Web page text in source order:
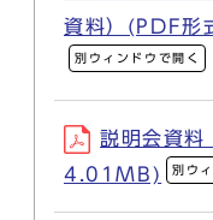
資料）(PDF
別ウィンドウで開く
説明会資料
4.01MB)
別ウ